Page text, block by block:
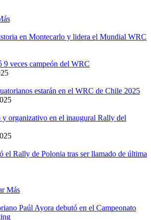
en Montecarlo y lidera el Mundial WRC
9 veces campeón del WRC
estarán en el WRC de Chile 2025
organizativo en el inaugural Rally del
el Rally de Polonia tras ser llamado de última
Más
Paúl Ayora debutó en el Campeonato